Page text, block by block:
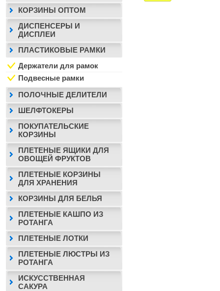
КОРЗИНЫ ОПТОМ
ДИСПЕНСЕРЫ И
ДИСПЛЕИ
ПЛАСТИКОВЫЕ РАМКИ
Держатели для рамок
Подвесные рамки
ПОЛОЧНЫЕ ДЕЛИТЕЛИ
ШЕЛФТОКЕРЫ
ПОКУПАТЕЛЬСКИЕ
КОРЗИНЫ
ПЛЕТЕНЫЕ ЯЩИКИ ДЛЯ
ОВОЩЕЙ ФРУКТОВ
ПЛЕТЕНЫЕ КОРЗИНЫ
ДЛЯ ХРАНЕНИЯ
КОРЗИНЫ ДЛЯ БЕЛЬЯ
ПЛЕТЕНЫЕ КАШПО ИЗ
РОТАНГА
ПЛЕТЕНЫЕ ЛОТКИ
ПЛЕТЕНЫЕ ЛЮСТРЫ ИЗ
РОТАНГА
ИСКУССТВЕННАЯ
САКУРА